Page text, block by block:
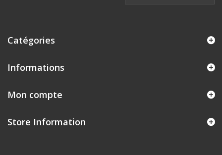
Catégories
Informations
Mon compte
Store Information